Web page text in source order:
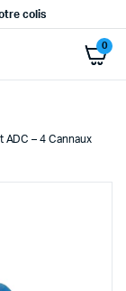
colis
0
– 4 Cannaux